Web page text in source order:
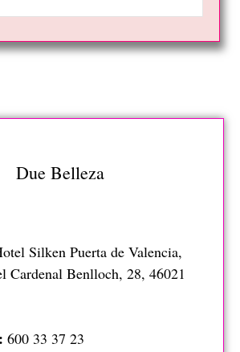
Due Belleza
Silken Puerta de Valencia,
Cardenal Benlloch, 28, 46021
600 33 37 23